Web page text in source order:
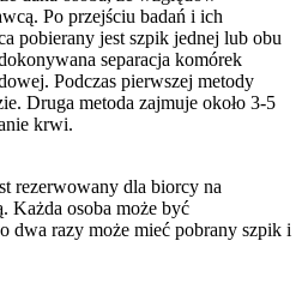
Po przejściu badań i ich
pobierany jest szpik jednej lub obu
separacja komórek
Podczas pierwszej metody
Druga metoda zajmuje około 3-5
krwi.
rezerwowany dla biorcy na
Każda osoba może być
dwa razy może mieć pobrany szpik i